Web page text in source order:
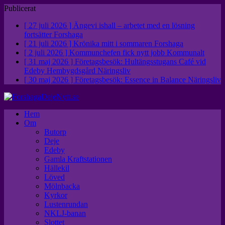
Publicerat
[ 27 juli 2026 ] Ängevi ishall – arbetet med en lösning
fortsätter Forshaga
[ 21 juli 2026 ] Krönika mitt i sommaren Forshaga
[ 2 juli 2026 ] Kommunchefen fick nytt jobb Kommunalt
[ 31 maj 2026 ] Företagsbesök: Hultängsstugans Café vid
Edeby Hembygdsgård Näringsliv
[ 30 maj 2026 ] Företagsbesök: Essence in Balance Näringsliv
Hem
Om
Butorp
Deje
Edeby
Gamla Kraftstationen
Hällekil
Löved
Mölnbacka
Kyrkor
Lustenrundan
NKLJ-banan
Slottet